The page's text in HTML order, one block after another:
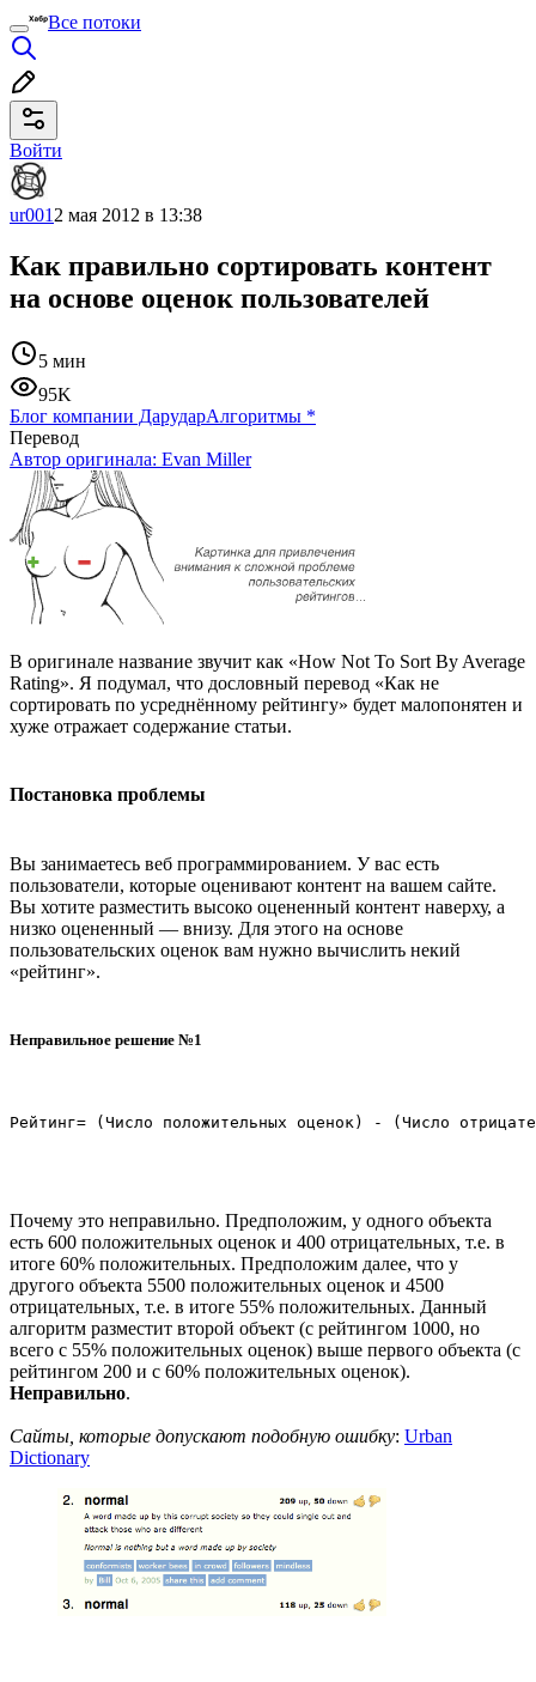
Все потоки
Войти
ur001 2 мая 2012 в 13:38
Как правильно сортировать контент
на основе оценок пользователей
5 мин
95K
Блог компании ДарударАлгоритмы *
Перевод
Автор оригинала: Evan Miller
В оригинале название звучит как «How Not To Sort By Average
Rating». Я подумал, что дословный перевод «Как не
сортировать по усреднённому рейтингу» будет малопонятен и
хуже отражает содержание статьи.
Постановка проблемы
Вы занимаетесь веб программированием. У вас есть
пользователи, которые оценивают контент на вашем сайте.
Вы хотите разместить высоко оцененный контент наверху, а
низко оцененный — внизу. Для этого на основе
пользовательских оценок вам нужно вычислить некий
«рейтинг».
Неправильное решение №1
Почему это неправильно. Предположим, у одного объекта
есть 600 положительных оценок и 400 отрицательных, т.е. в
итоге 60% положительных. Предположим далее, что у
другого объекта 5500 положительных оценок и 4500
отрицательных, т.е. в итоге 55% положительных. Данный
алгоритм разместит второй объект (с рейтингом 1000, но
всего с 55% положительных оценок) выше первого объекта (с
рейтингом 200 и с 60% положительных оценок).
Неправильно.
Сайты, которые допускают подобную ошибку: Urban
Dictionary